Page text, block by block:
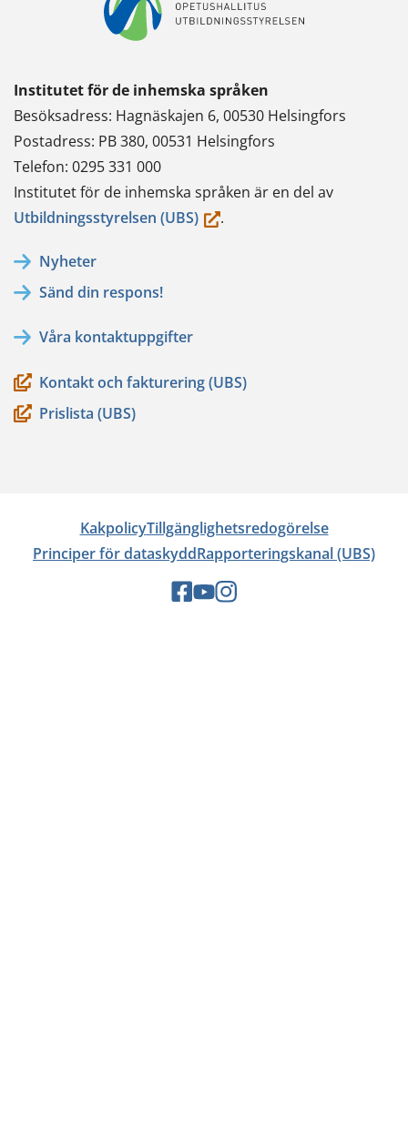
Institutet för de inhemska språken
Besöksadress: Hagnäskajen 6, 00530 Helsingfors
Postadress: PB 380, 00531 Helsingfors
Telefon: 0295 331 000
Institutet för de inhemska språken är en del av
Utbildningsstyrelsen (UBS)(du.
Nyheter
Sänd din respons!
Våra kontaktuppgifter
Kontakt och fakturering (UBS)
Prislista (UBS)
KakpolicyTillgänglighetsredogörelse
Principer för dataskyddRapporteringskanal (UBS)
Sociala
Sociala
Sociala